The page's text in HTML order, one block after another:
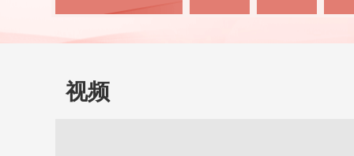
视频